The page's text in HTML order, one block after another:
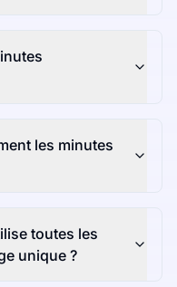
les minutes
toutes les
unique ?